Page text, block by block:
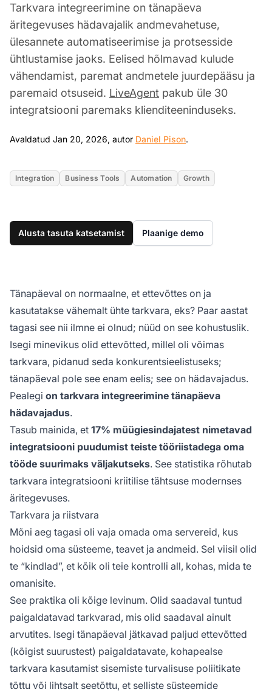
Tarkvara integreerimine on tänapäeva
äritegevuses hädavajalik andmevahetuse,
ülesannete automatiseerimise ja protsesside
ühtlustamise jaoks. Eelised hõlmavad kulude
vähendamist, paremat andmetele juurdepääsu ja
paremaid otsuseid. LiveAgent pakub üle 30
integratsiooni paremaks klienditeeninduseks.
Avaldatud Jan 20, 2026, autor Daniel Pison.
Integration Business Tools Automation Growth
Alusta tasuta katsetamist Plaanige demo
Tänapäeval on normaalne, et ettevõttes on ja
kasutatakse vähemalt ühte tarkvara, eks? Paar aastat
tagasi see nii ilmne ei olnud; nüüd on see kohustuslik.
Isegi minevikus olid ettevõtted, millel oli võimas
tarkvara, pidanud seda konkurentsieelistuseks;
tänapäeval pole see enam eelis; see on hädavajadus.
Pealegi on tarkvara integreerimine tänapäeva
hädavajadus.
Tasub mainida, et 17% müügiesindajatest nimetavad
integratsiooni puudumist teiste tööriistadega oma
tööde suurimaks väljakutseks. See statistika rõhutab
tarkvara integratsiooni kriitilise tähtsuse modernses
äritegevuses.
Tarkvara ja riistvara
Mõni aeg tagasi oli vaja omada oma servereid, kus
hoidsid oma süsteeme, teavet ja andmeid. Sel viisil olid
te “kindlad”, et kõik oli teie kontrolli all, kohas, mida te
omanisite.
See praktika oli kõige levinum. Olid saadaval tuntud
paigaldatavad tarkvarad, mis olid saadaval ainult
arvutites. Isegi tänapäeval jätkavad paljud ettevõtted
(kõigist suurustest) paigaldatavate, kohapealse
tarkvara kasutamist sisemiste turvalisuse poliitikate
tõttu või lihtsalt seetõttu, et selliste süsteemide